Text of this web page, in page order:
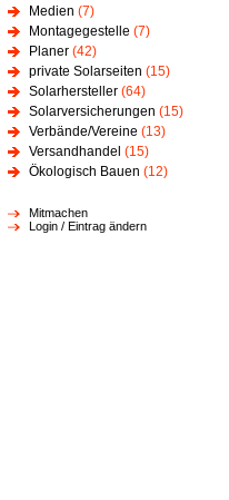
Medien (7)
Montagegestelle (7)
Planer (42)
private Solarseiten (15)
Solarhersteller (64)
Solarversicherungen (15)
Verbände/Vereine (13)
Versandhandel (15)
Ökologisch Bauen (12)
Mitmachen
Login / Eintrag ändern